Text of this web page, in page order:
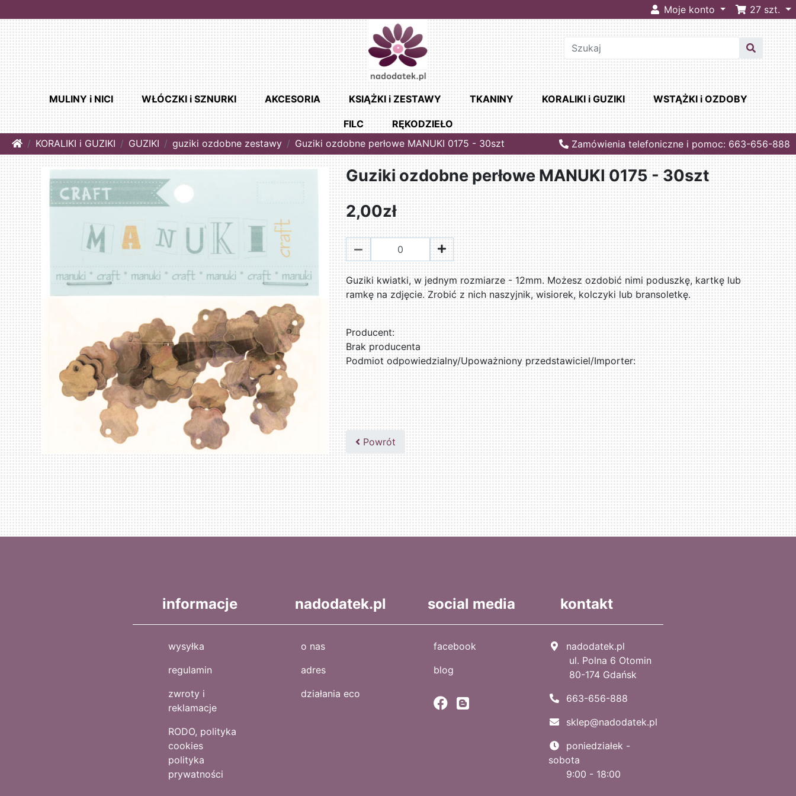
Moje konto 27 szt.
MULINY i NICI WŁÓCZKI i SZNURKI AKCESORIA KSIĄŻKI i ZESTAWY TKANINY KORALIKI i GUZIKI WSTĄŻKI i OZDOBY
FILC
RĘKODZIEŁO
HomeKORALIKI i GUZIKI GUZIKI guziki ozdobne zestawy Guziki ozdobne perłowe MANUKI 0175 - 30szt Zamówienia telefoniczne i pomoc: 663-656-888
Guziki ozdobne perłowe MANUKI 0175 - 30szt
2,00zł
Guziki kwiatki, w jednym rozmiarze - 12mm. Możesz ozdobić nimi poduszkę, kartkę lub
ramkę na zdjęcie. Zrobić z nich naszyjnik, wisiorek, kolczyki lub bransoletkę.
Producent:
Brak producenta
Podmiot odpowiedzialny/Upoważniony przedstawiciel/Importer:
Powrót
informacje
wysyłka
regulamin
zwroty i
reklamacje
RODO, polityka
cookies
polityka
prywatności
nadodatek.pl
o nas
adres
działania eco
social media
facebook
blog
kontakt
nadodatek.pl
ul. Polna 6 Otomin
80-174 Gdańsk
663-656-888
sklep@nadodatek.pl
poniedziałek -
sobota
9:00 - 18:00